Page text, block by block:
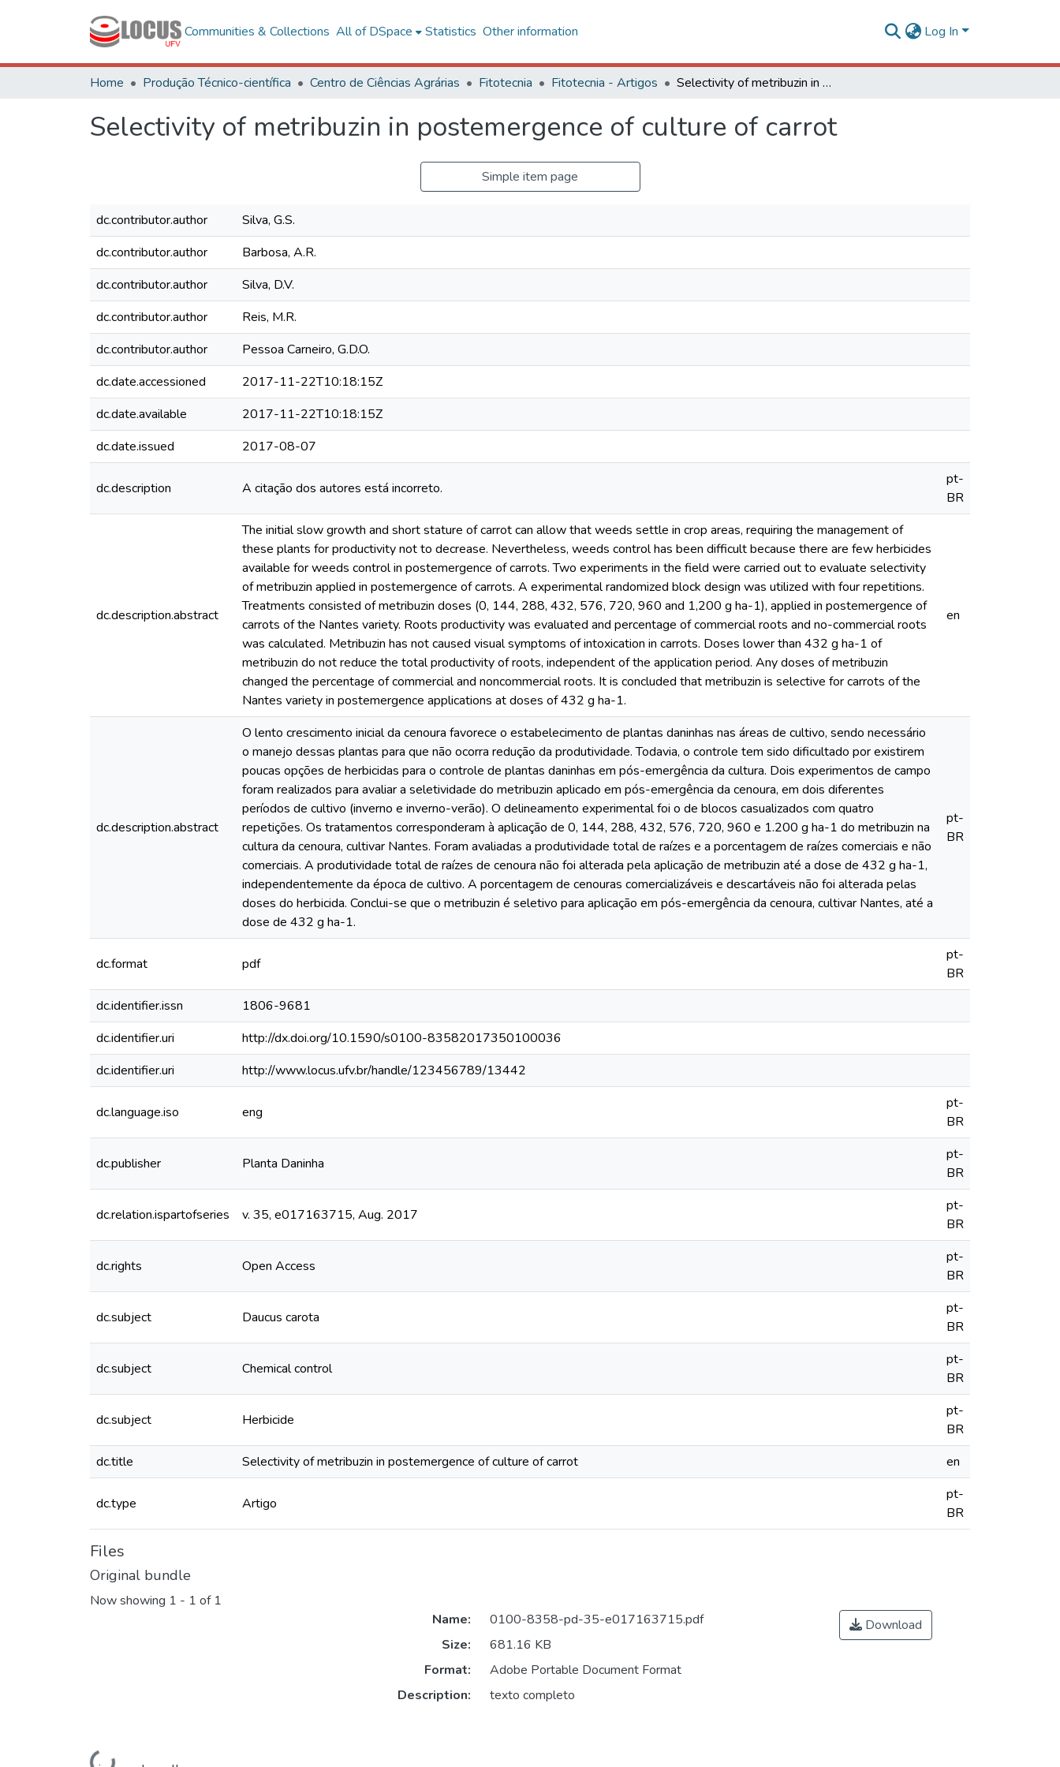
Communities & Collections All of DSpace Statistics Other information Log In
Home Produção Técnico-científica Centro de Ciências Agrárias Fitotecnia Fitotecnia - Artigos Selectivity of metribuzin in postemergence of culture of carrot
Selectivity of metribuzin in postemergence of culture of carrot
Simple item page
dc.contributor.author
Silva, G.S.
dc.contributor.author
Barbosa, A.R.
dc.contributor.author
Silva, D.V.
dc.contributor.author
Reis, M.R.
dc.contributor.author
Pessoa Carneiro, G.D.O.
dc.date.accessioned
2017-11-22T10:18:15Z
dc.date.available
2017-11-22T10:18:15Z
dc.date.issued
2017-08-07
dc.description A citação dos autores está incorreto.
pt-
BR
dc.description.abstract
The initial slow growth and short stature of carrot can allow that weeds settle in crop areas, requiring the management of
these plants for productivity not to decrease. Nevertheless, weeds control has been difficult because there are few herbicides
available for weeds control in postemergence of carrots. Two experiments in the field were carried out to evaluate selectivity
of metribuzin applied in postemergence of carrots. A experimental randomized block design was utilized with four repetitions.
Treatments consisted of metribuzin doses (0, 144, 288, 432, 576, 720, 960 and 1,200 g ha-1), applied in postemergence of
carrots of the Nantes variety. Roots productivity was evaluated and percentage of commercial roots and no-commercial roots
was calculated. Metribuzin has not caused visual symptoms of intoxication in carrots. Doses lower than 432 g ha-1 of
metribuzin do not reduce the total productivity of roots, independent of the application period. Any doses of metribuzin
changed the percentage of commercial and noncommercial roots. It is concluded that metribuzin is selective for carrots of the
Nantes variety in postemergence applications at doses of 432 g ha-1.
en
dc.description.abstract
O lento crescimento inicial da cenoura favorece o estabelecimento de plantas daninhas nas áreas de cultivo, sendo necessário
o manejo dessas plantas para que não ocorra redução da produtividade. Todavia, o controle tem sido dificultado por existirem
poucas opções de herbicidas para o controle de plantas daninhas em pós-emergência da cultura. Dois experimentos de campo
foram realizados para avaliar a seletividade do metribuzin aplicado em pós-emergência da cenoura, em dois diferentes
períodos de cultivo (inverno e inverno-verão). O delineamento experimental foi o de blocos casualizados com quatro
repetições. Os tratamentos corresponderam à aplicação de 0, 144, 288, 432, 576, 720, 960 e 1.200 g ha-1 do metribuzin na
cultura da cenoura, cultivar Nantes. Foram avaliadas a produtividade total de raízes e a porcentagem de raízes comerciais e não
comerciais. A produtividade total de raízes de cenoura não foi alterada pela aplicação de metribuzin até a dose de 432 g ha-1,
independentemente da época de cultivo. A porcentagem de cenouras comercializáveis e descartáveis não foi alterada pelas
doses do herbicida. Conclui-se que o metribuzin é seletivo para aplicação em pós-emergência da cenoura, cultivar Nantes, até a
dose de 432 g ha-1.
pt-
BR
dc.format pdf
pt-
BR
dc.identifier.issn
1806-9681
dc.identifier.uri
http://dx.doi.org/10.1590/s0100-83582017350100036
dc.identifier.uri
http://www.locus.ufv.br/handle/123456789/13442
dc.language.iso eng
pt-
BR
dc.publisher Planta Daninha
pt-
BR
dc.relation.ispartofseries v. 35, e017163715, Aug. 2017
pt-
BR
dc.rights Open Access
pt-
BR
dc.subject Daucus carota
pt-
BR
dc.subject Chemical control
pt-
BR
dc.subject Herbicide
pt-
BR
dc.title
Selectivity of metribuzin in postemergence of culture of carrot en
dc.type Artigo
pt-
BR
Files
Original bundle
Now showing 1 - 1 of 1
Loading...
Name:
0100-8358-pd-35-e017163715.pdf
Size:
681.16 KB
Format:
Adobe Portable Document Format
Description:
texto completo
Download